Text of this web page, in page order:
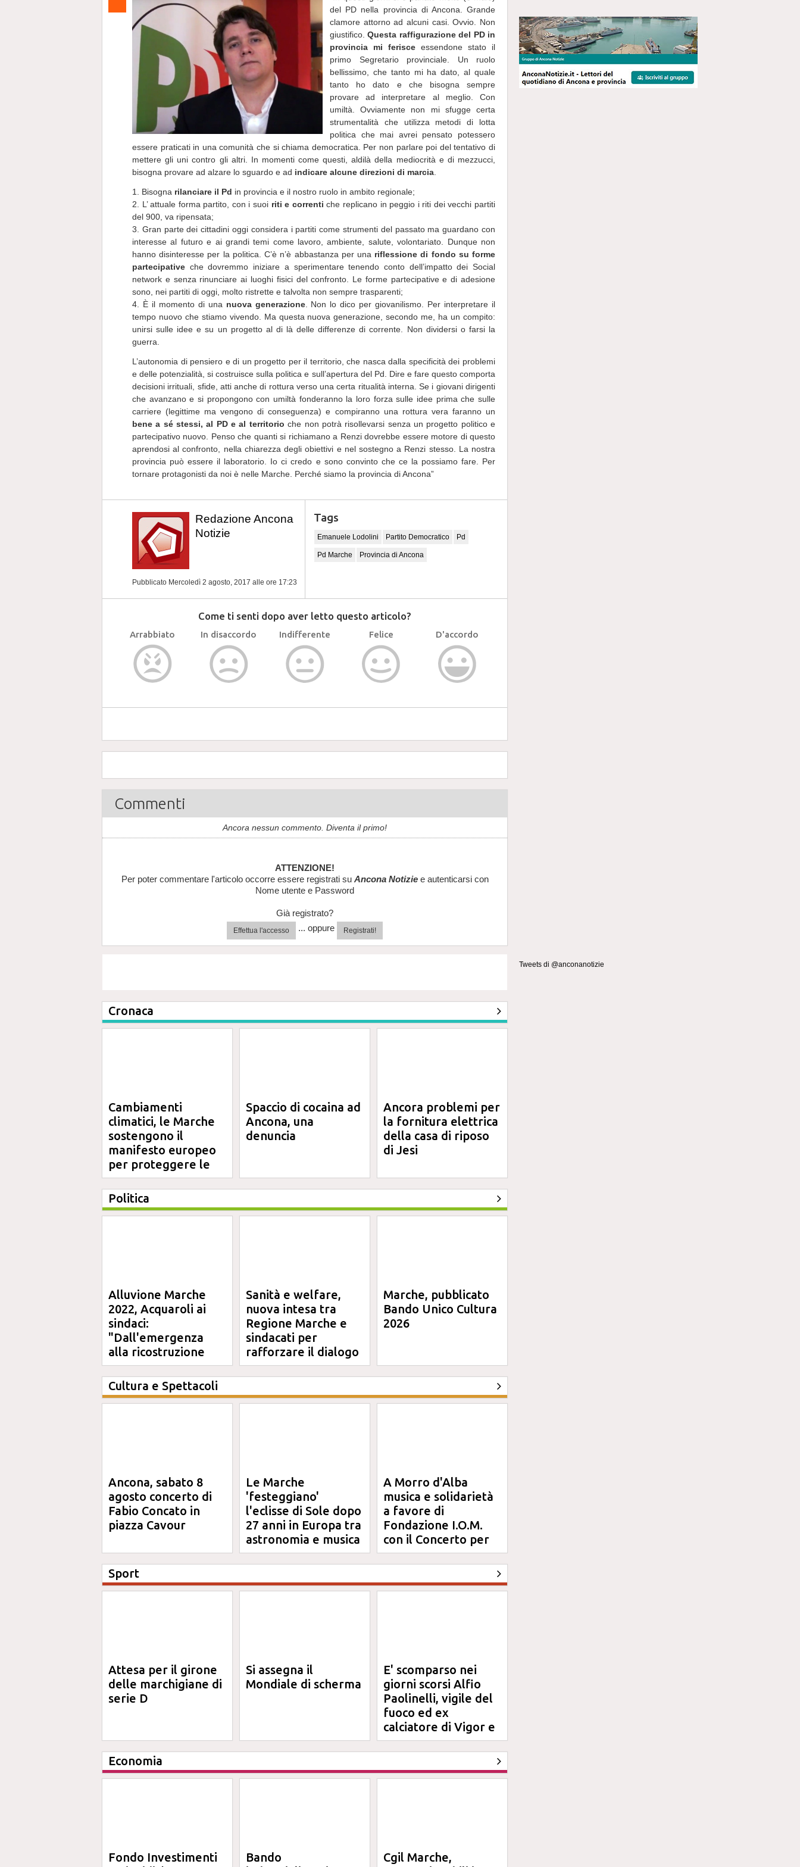
del PD nella provincia di Ancona. Grande
clamore attorno ad alcuni casi. Ovvio. Non
giustifico.Questa raffigurazione del PD in
provincia mi ferisce essendone stato il
primo Segretario provinciale. Un ruolo
bellissimo, che tanto mi ha dato, al quale
tanto ho dato e che bisogna sempre
provare ad interpretare al meglio. Con
umiltà.Ovviamente non mi sfugge certa
strumentalità che utilizza metodi di lotta
politica che mai avrei pensato potessero
essere praticati in una comunità che si chiama democratica. Per non parlare poi del tentativo di
mettere gli uni contro gli altri. In momenti come questi, aldilà della mediocrità e di mezzucci,
bisogna provare ad alzare lo sguardo e ad indicare alcune direzioni di marcia
1. Bisogna rilanciare il Pd in provincia e il nostro ruolo in ambito regionale;
2. L’ attuale forma partito, con i suoi riti e correnti che replicano in peggio i riti dei vecchi partiti
del 900, va ripensata;
3. Gran parte dei cittadini oggi considera i partiti come strumenti del passato ma guardano con
interesse al futuro e ai grandi temi come lavoro, ambiente, salute, volontariato. Dunque non
hanno disinteresse per la politica. C’è n’è abbastanza per una riflessione di fondo su forme
partecipative che dovremmo iniziare a sperimentare tenendo conto dell’impatto dei Social
network e senza rinunciare ai luoghi fisici del confronto. Le forme partecipative e di adesione
sono, nei partiti di oggi, molto ristrette e talvolta non sempre trasparenti;
4. È il momento di una nuova generazione. Non lo dico per giovanilismo. Per interpretare il
tempo nuovo che stiamo vivendo. Ma questa nuova generazione, secondo me, ha un compito:
unirsi sulle idee e su un progetto al di là delle differenze di corrente. Non dividersi o farsi la
guerra.
L’autonomia di pensiero e di un progetto per il territorio, che nasca dalla specificità dei problemi
e delle potenzialità, si costruisce sulla politica e sull’apertura del Pd. Dire e fare questo comporta
decisioni irrituali, sfide, atti anche di rottura verso una certa ritualità interna. Se i giovani dirigenti
che avanzano e si propongono con umiltà fonderanno la loro forza sulle idee prima che sulle
carriere (legittime ma vengono di conseguenza) e compiranno una rottura vera faranno un
bene a sé stessi, al PD e al territorio che non potrà risollevarsi senza un progetto politico e
partecipativo nuovo. Penso che quanti si richiamano a Renzi dovrebbe essere motore di questo
aprendosi al confronto, nella chiarezza degli obiettivi e nel sostegno a Renzi stesso. La nostra
provincia può essere il laboratorio. Io ci credo e sono convinto che ce la possiamo fare. Per
tornare protagonisti da noi è nelle Marche. Perché siamo la provincia di Ancona”
Redazione Ancona
Notizie
Pubblicato Mercoledì 2 agosto, 2017 alle ore 17:23
Tags
Emanuele Lodolini Partito Democratico Pd
Pd Marche Provincia di Ancona
Come ti senti dopo aver letto questo articolo?
Arrabbiato In disaccordo Indifferente Felice D'accordo
Commenti
Ancora nessun commento. Diventa il primo!
ATTENZIONE!
Per poter commentare l'articolo occorre essere registrati su Ancona Notiziee autenticarsi con
Nome utente e Password
Già registrato?
Effettua l'accesso ... oppure Registrati!
Cronaca
Cambiamenti
climatici, le Marche
sostengono il
manifesto europeo
per proteggere le
aree costiere
Spaccio di cocaina ad
Ancona, una
denuncia
Ancora problemi per
la fornitura elettrica
della casa di riposo
di Jesi
Politica
Alluvione Marche
2022, Acquaroli ai
sindaci:
"Dall'emergenza
alla ricostruzione
definitiva"
Sanità e welfare,
nuova intesa tra
Regione Marche e
sindacati per
rafforzare il dialogo
Marche, pubblicato
Bando Unico Cultura
2026
Cultura e Spettacoli
Ancona, sabato 8
agosto concerto di
Fabio Concato in
piazza Cavour
Le Marche
'festeggiano'
l'eclisse di Sole dopo
27 anni in Europa tra
astronomia e musica
A Morro d'Alba
musica e solidarietà
a favore di
Fondazione I.O.M.
con il Concerto per
Anna
Sport
Attesa per il girone
delle marchigiane di
serie D
Si assegna il
Mondiale di scherma
E' scomparso nei
giorni scorsi Alfio
Paolinelli, vigile del
fuoco ed ex
calciatore di Vigor e
Jesina
Economia
Fondo Investimenti
Bando
Cgil Marche,
Tweets di @anconanotizie